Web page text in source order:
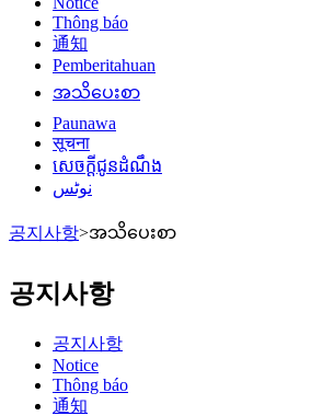
Thông báo
通知
Pemberitahuan
အသိပေးစာ
Paunawa
सूचना
សេចក្តីជូនដំណឹង
نوٹس
공지사항>အသိပေးစာ
공지사항
공지사항
Notice
Thông báo
通知